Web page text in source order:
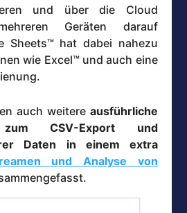
und über die Cloud
Geräten darauf
Sheets™ hat dabei nahezu
wie Excel™ und auch eine
auch weitere ausführliche
zum CSV-Export und
Daten in einem extra
und Analyse von